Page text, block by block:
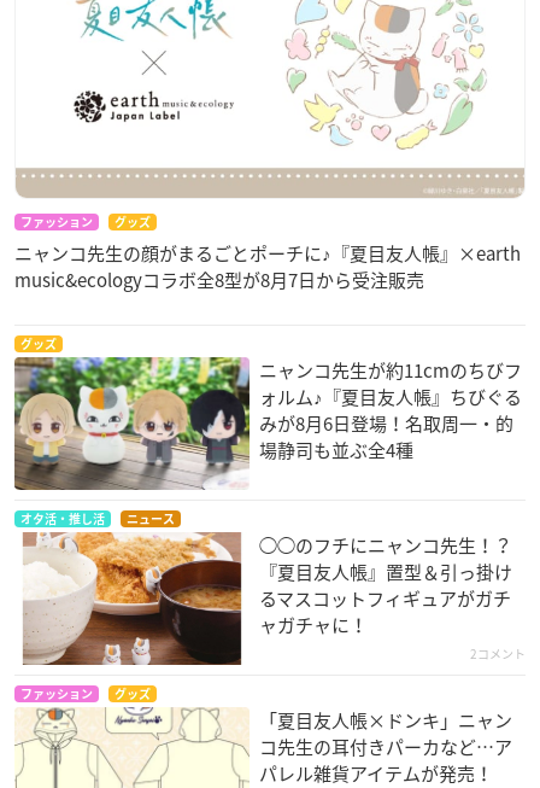
ファッション グッズ
ニャンコ先生の顔がまるごとポーチに♪『夏目友人帳』×earth
music&ecologyコラボ全8型が8月7日から受注販売
グッズ
ニャンコ先生が約11cmのちびフ
ォルム♪『夏目友人帳』ちびぐる
みが8月6日登場！名取周一・的
場静司も並ぶ全4種
オタ活・推し活 ニュース
◯◯のフチにニャンコ先生！？
『夏目友人帳』置型＆引っ掛け
るマスコットフィギュアがガチ
ャガチャに！
2コメント
ファッション グッズ
「夏目友人帳×ドンキ」ニャン
コ先生の耳付きパーカなど…ア
パレル雑貨アイテムが発売！